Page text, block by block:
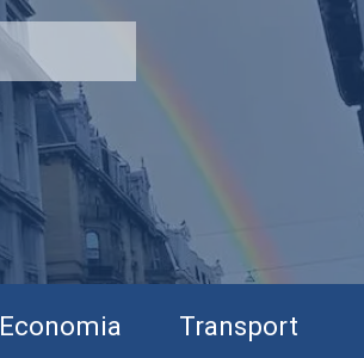
Economia Transport